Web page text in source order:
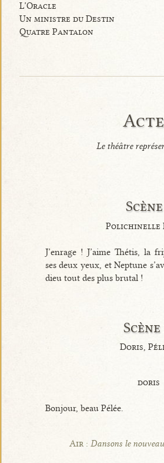
L’Oracle
Un ministre du Destin
Quatre Pantalon
Le théâtre
Polichinelle
J’enrage ! J’aime Thétis, la
ses deux yeux, et Neptune
dieu tout des plus brutal !
Doris,
doris
Bonjour, beau Pélée.
Air :Dansons le